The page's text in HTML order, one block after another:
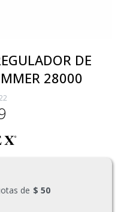
DE
28000
de $ 50